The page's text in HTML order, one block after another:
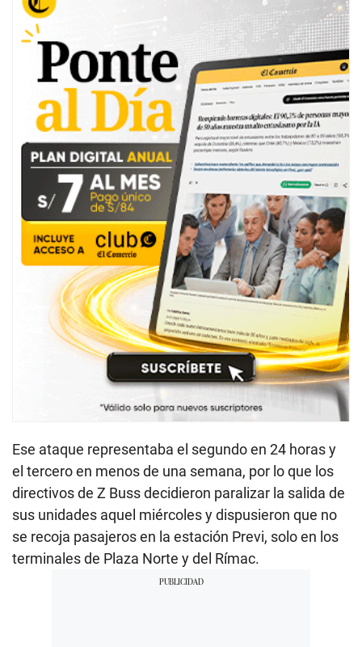
Ese ataque representaba el segundo en 24 horas y
el tercero en menos de una semana, por lo que los
directivos de Z Buss decidieron paralizar la salida de
sus unidades aquel miércoles y dispusieron que no
se recoja pasajeros en la estación Previ, solo en los
terminales de Plaza Norte y del Rímac.